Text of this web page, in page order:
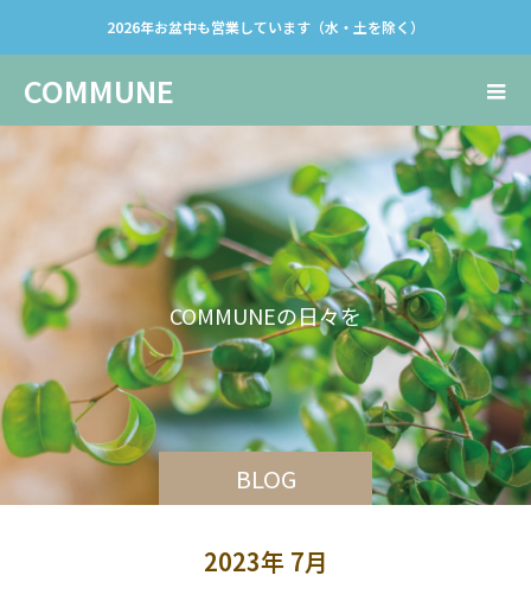
2026年お盆中も営業しています（水・土を除く）
COMMUNE
BLOG
MMUNEの日々を発信して
2023年 7月